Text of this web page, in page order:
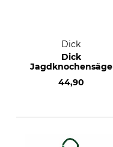
Dick
Dick
Jagdknochensäge
44,90